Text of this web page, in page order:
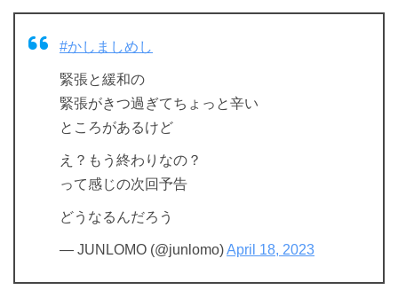
#かしましめし
緊張と緩和の
緊張がきつ過ぎてちょっと辛い
ところがあるけど
え？もう終わりなの？
って感じの次回予告
どうなるんだろう
— JUNLOMO (@junlomo)April 18, 2023